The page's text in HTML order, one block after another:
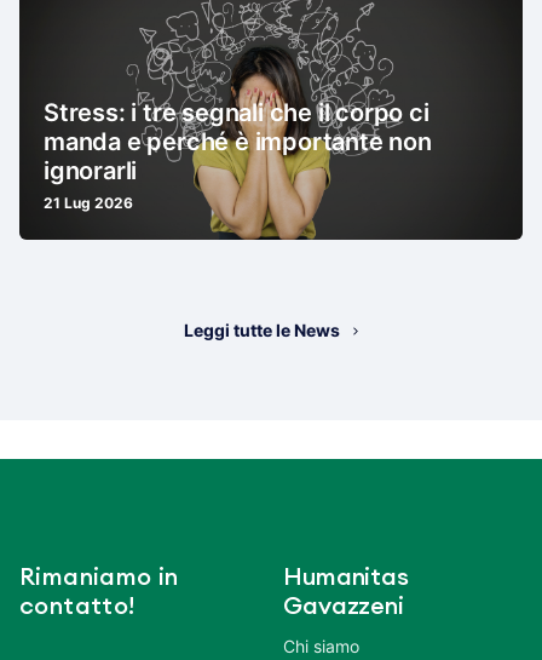
Stress: i tre segnali che il corpo ci
manda e perché è importante non
ignorarli
21 Lug 2026
Leggi tutte le News
Rimaniamo in
contatto!
Humanitas
Gavazzeni
Chi siamo